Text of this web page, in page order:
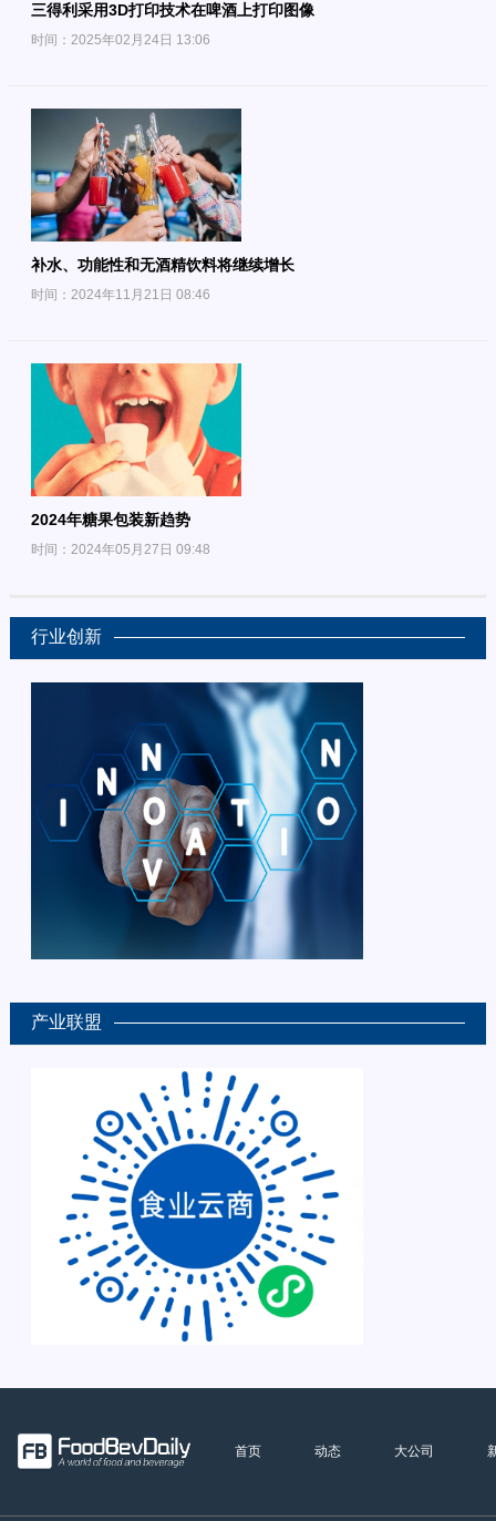
三得利采用3D打印技术在啤酒上打印图像
时间：2025年02月24日 13:06
补水、功能性和无酒精饮料将继续增长
时间：2024年11月21日 08:46
2024年糖果包装新趋势
时间：2024年05月27日 09:48
行业创新
产业联盟
首页 动态 大公司